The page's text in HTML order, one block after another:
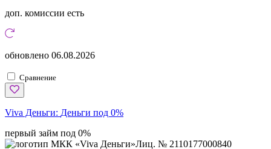
доп. комиссии есть
обновлено 06.08.2026
Сравнение
Viva Деньги: Деньги под 0%
первый займ под 0%
Лиц. № 2110177000840